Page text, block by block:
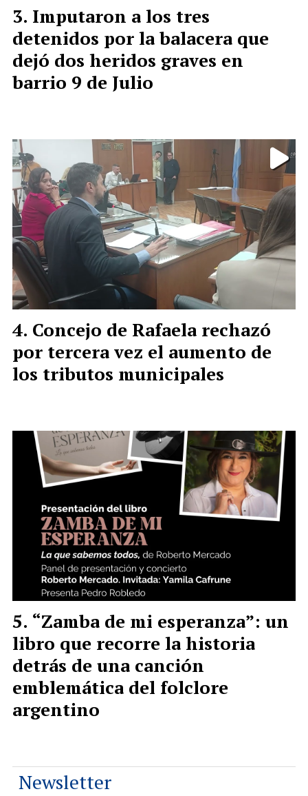
Imputaron a los tres
detenidos por la balacera que
dejó dos heridos graves en
barrio 9 de Julio
Concejo de Rafaela rechazó
por tercera vez el aumento de
los tributos municipales
“Zamba de mi esperanza”: un
libro que recorre la historia
detrás de una canción
emblemática del folclore
argentino
Newsletter